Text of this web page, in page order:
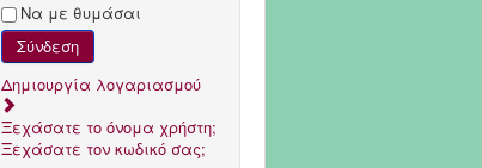
Να με θυμάσαι
Σύνδεση
Δημιουργία λογαριασμού
Ξεχάσατε το όνομα χρήστη;
Ξεχάσατε τον κωδικό σας;